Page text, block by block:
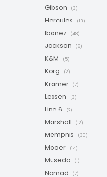
Gibson (3)
Hercules (13)
Ibanez (48)
Jackson (6)
K&M (5)
Korg (2)
Kramer (7)
Lexsen (3)
Line 6 (2)
Marshall (12)
Memphis (30)
Mooer (14)
Musedo (1)
Nomad (7)